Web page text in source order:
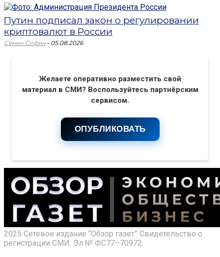
Путин подписал закон о регулировании
криптовалют в России
Семен Софин - 05.08.2026
Желаете оперативно разместить свой
материал в СМИ? Воспользуйтесь партнёрским
сервисом.
ОПУБЛИКОВАТЬ
2025 Сетевое издание “Обзор газет” Свидетельство о
регистрации СМИ: Эл № ФС77–70972.